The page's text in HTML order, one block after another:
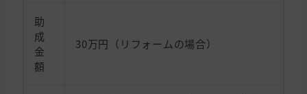
助
成
金
額
30万円（リフォームの場合）